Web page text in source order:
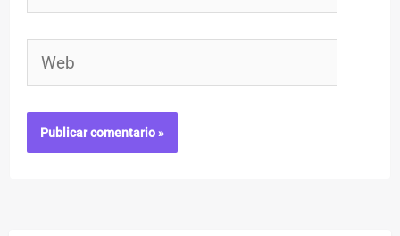
electrónico*
Web